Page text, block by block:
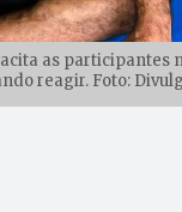
as participantes
reagir. Foto: